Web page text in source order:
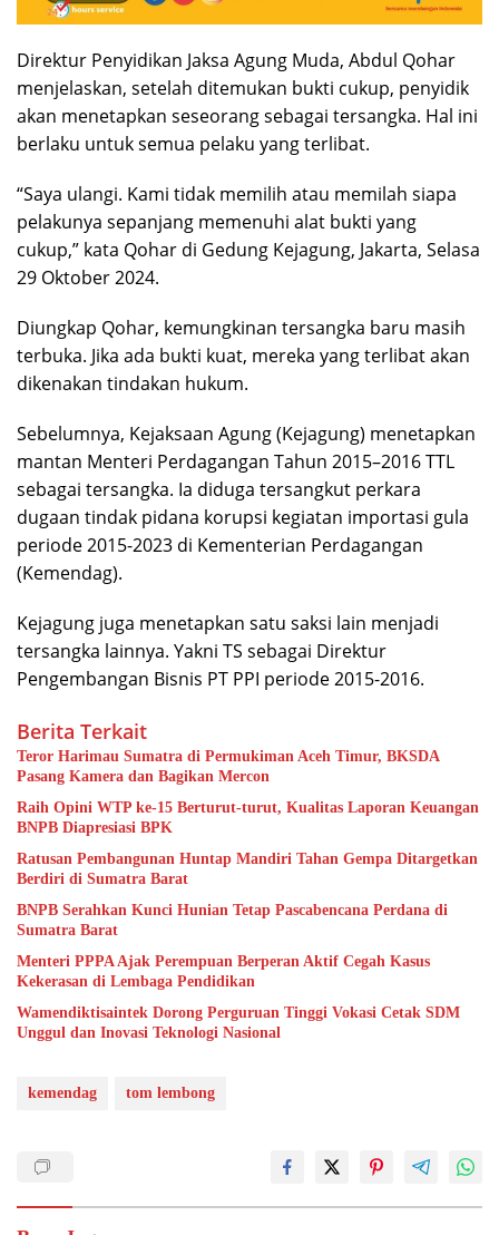
Direktur Penyidikan Jaksa Agung Muda, Abdul Qohar
menjelaskan, setelah ditemukan bukti cukup, penyidik
akan menetapkan seseorang sebagai tersangka. Hal ini
berlaku untuk semua pelaku yang terlibat.
“Saya ulangi. Kami tidak memilih atau memilah siapa
pelakunya sepanjang memenuhi alat bukti yang
cukup,” kata Qohar di Gedung Kejagung, Jakarta, Selasa
29 Oktober 2024.
Diungkap Qohar, kemungkinan tersangka baru masih
terbuka. Jika ada bukti kuat, mereka yang terlibat akan
dikenakan tindakan hukum.
Sebelumnya, Kejaksaan Agung (Kejagung) menetapkan
mantan Menteri Perdagangan Tahun 2015–2016 TTL
sebagai tersangka. Ia diduga tersangkut perkara
dugaan tindak pidana korupsi kegiatan importasi gula
periode 2015-2023 di Kementerian Perdagangan
(Kemendag).
Kejagung juga menetapkan satu saksi lain menjadi
tersangka lainnya. Yakni TS sebagai Direktur
Pengembangan Bisnis PT PPI periode 2015-2016.
Berita Terkait
Teror Harimau Sumatra di Permukiman Aceh Timur, BKSDA
Pasang Kamera dan Bagikan Mercon
Raih Opini WTP ke-15 Berturut-turut, Kualitas Laporan Keuangan
BNPB Diapresiasi BPK
Ratusan Pembangunan Huntap Mandiri Tahan Gempa Ditargetkan
Berdiri di Sumatra Barat
BNPB Serahkan Kunci Hunian Tetap Pascabencana Perdana di
Sumatra Barat
Menteri PPPA Ajak Perempuan Berperan Aktif Cegah Kasus
Kekerasan di Lembaga Pendidikan
Wamendiktisaintek Dorong Perguruan Tinggi Vokasi Cetak SDM
Unggul dan Inovasi Teknologi Nasional
kemendag tom lembong